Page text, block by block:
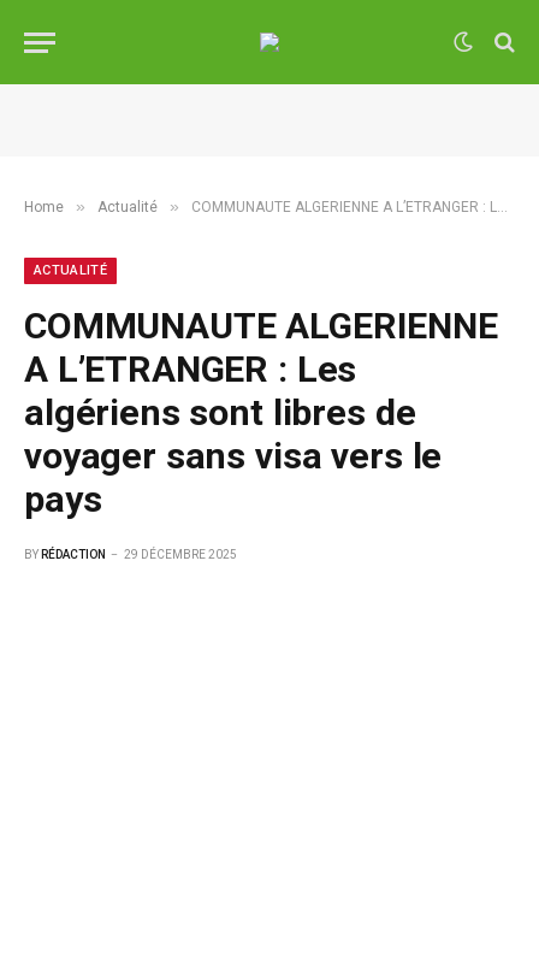
Home » Actualité » COMMUNAUTE ALGERIENNE A L’ETRANGER : Les algériens sont libres de voyager sans visa vers le pays
ACTUALITÉ
COMMUNAUTE ALGERIENNE
A L’ETRANGER : Les
algériens sont libres de
voyager sans visa vers le
pays
BY RÉDACTION 29 DÉCEMBRE 2025